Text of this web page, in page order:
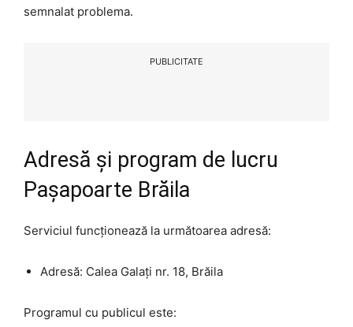
semnalat problema.
PUBLICITATE
Adresă și program de lucru
Pașapoarte Brăila
Serviciul funcționează la următoarea adresă:
Adresă: Calea Galați nr. 18, Brăila
Programul cu publicul este: